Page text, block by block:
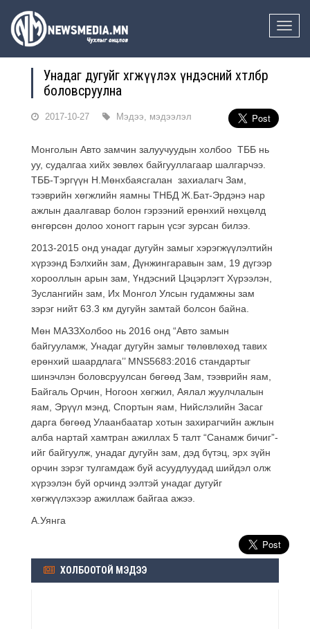
Toggle
Унадаг дугуйг хөгжүүлэх үндэсний хөтөлбөр
боловсруулна
2017-10-27 Мэдээ, мэдээлэл
Монголын Авто замчин залуучуудын холбоо ТББ нь
yy, судалгаа хийх зөвлөх байгууллагаар шалгарчээ.
ТББ-Тэргүүн Н.Мөнхбаясгалан захиалагч Зам,
тээврийн хөгжлийн яамны ТНБД Ж.Бат-Эрдэнэ нар
ажлын даалгавар болон гэрээний ерөнхий нөхцөлд
өнгөрсөн долоо хоногт гарын үсэг зурсан билээ.
2013-2015 онд унадаг дугуйн замыг хэрэгжүүлэлтийн
хүрээнд Бэлхийн зам, Дүнжингаравын зам, 19 дүгээр
хорооллын арын зам, Үндэсний Цэцэрлэгт Хүрээлэн,
Зуслангийн зам, Их Монгол Улсын гудамжны зам
зэрэг нийт 63.3 км дугуйн замтай болсон байна.
Мөн МАЗЗХолбоо нь 2016 онд “Авто замын
байгууламж, Унадаг дугуйн замыг төлөвлөхөд тавих
ерөнхий шаардлага’’ MNS5683:2016 стандартыг
шинэчлэн боловсруулсан бөгөөд Зам, тээврийн яам,
Байгаль Орчин, Ногоон хөгжил, Аялал жуулчлалын
яам, Эрүүл мэнд, Спортын яам, Нийслэлийн Засаг
дарга бөгөөд Улаанбаатар хотын захирагчийн ажлын
алба нартай хамтран ажиллах 5 талт “Санамж бичиг”-
ийг байгуулж, унадаг дугуйн зам, д‎эд бүтэц, эрх зүйн
орчин зэрэг тулгамдаж буй асуудлуудад шийдэл олж
хүр‎ээлэн буй орчинд ээлтэй‎ унадаг дугуйг
хөгжүүлэхээр ажиллаж байгаа ажээ.
А.Уянга
ХОЛБООТОЙ МЭДЭЭ